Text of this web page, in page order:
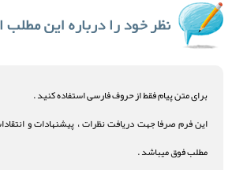
برای متن پیام فقط از حروف فارسی استفاده کنید .
این فرم صرفا جهت دریافت نظرات ، پیشنهادات و
مطلب فوق میباشد .